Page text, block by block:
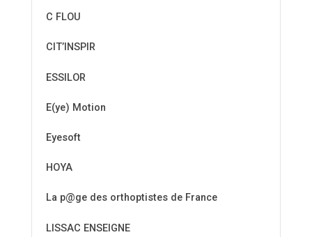
C FLOU
CIT’INSPIR
ESSILOR
E(ye) Motion
Eyesoft
HOYA
La p@ge des orthoptistes de France
LISSAC ENSEIGNE